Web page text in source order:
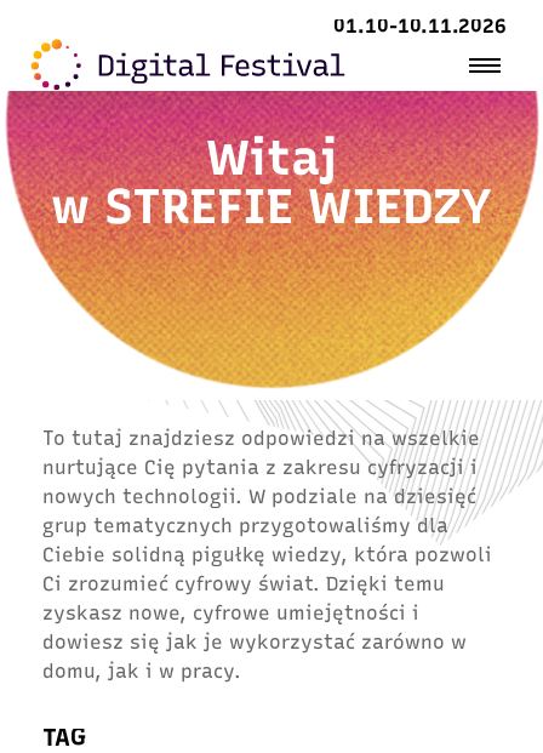
01.10-10.11.2026
Witaj
wSTREFIE WIEDZY
To tutaj znajdziesz odpowiedzi na wszelkie
nurtujące Cię pytania z zakresu cyfryzacji i
nowych technologii. W podziale na dziesięć
grup tematycznych przygotowaliśmy dla
Ciebie solidną pigułkę wiedzy, która pozwoli
Ci zrozumieć cyfrowy świat. Dzięki temu
zyskasz nowe, cyfrowe umiejętności i
dowiesz się jak je wykorzystać zarówno w
domu, jak i w pracy.
TAG